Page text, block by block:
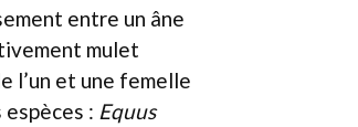
entre un âne
mulet
l’un et une femelle
: Equus